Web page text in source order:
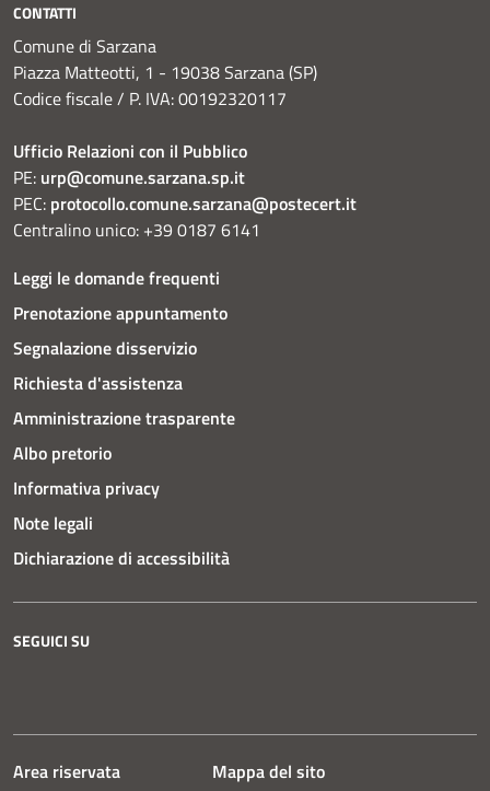
CONTATTI
Comune di Sarzana
Piazza Matteotti, 1 - 19038 Sarzana (SP)
Codice fiscale / P. IVA: 00192320117
Ufficio Relazioni con il Pubblico
PE: urp@comune.sarzana.sp.it
PEC: protocollo.comune.sarzana@postecert.it
Centralino unico: +39 0187 6141
Leggi le domande frequenti
Prenotazione appuntamento
Segnalazione disservizio
Richiesta d'assistenza
Amministrazione trasparente
Albo pretorio
Informativa privacy
Note legali
Dichiarazione di accessibilità
SEGUICI SU
Area riservata Mappa del sito